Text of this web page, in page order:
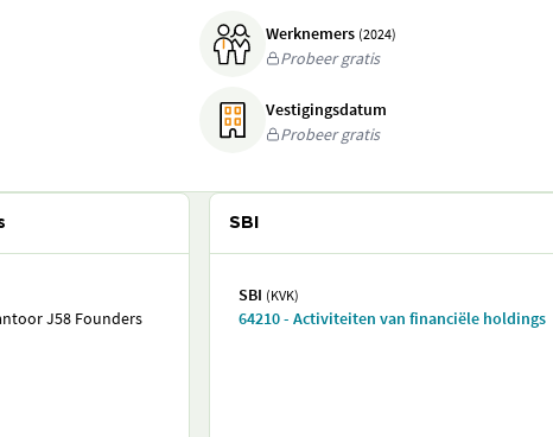
Werknemers (2024)
Probeer gratis
Vestigingsdatum
Probeer gratis
J58 Founders
SBI
SBI (KVK)
64210 - Activiteiten van financiële holdings